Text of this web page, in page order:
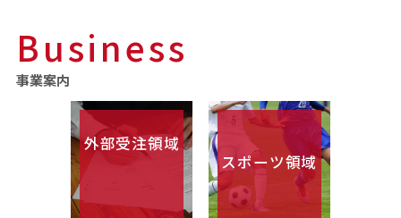
Business
事業案内
外部受注領域
スポーツ領域